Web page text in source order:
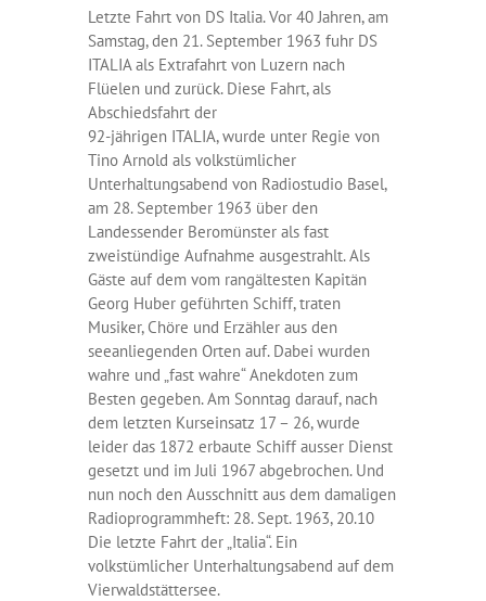
Letzte Fahrt von DS Italia. Vor 40 Jahren, am
Samstag, den 21. September 1963 fuhr DS
ITALIA als Extrafahrt von Luzern nach
Flüelen und zurück. Diese Fahrt, als
Abschiedsfahrt der
92-jährigen ITALIA, wurde unter Regie von
Tino Arnold als volkstümlicher
Unterhaltungsabend von Radiostudio Basel,
am 28. September 1963 über den
Landessender Beromünster als fast
zweistündige Aufnahme ausgestrahlt. Als
Gäste auf dem vom rangältesten Kapitän
Georg Huber geführten Schiff, traten
Musiker, Chöre und Erzähler aus den
seeanliegenden Orten auf. Dabei wurden
wahre und „fast wahre“ Anekdoten zum
Besten gegeben. Am Sonntag darauf, nach
dem letzten Kurseinsatz 17 – 26, wurde
leider das 1872 erbaute Schiff ausser Dienst
gesetzt und im Juli 1967 abgebrochen. Und
nun noch den Ausschnitt aus dem damaligen
Radioprogrammheft: 28. Sept. 1963, 20.10
Die letzte Fahrt der „Italia“. Ein
volkstümlicher Unterhaltungsabend auf dem
Vierwaldstättersee.